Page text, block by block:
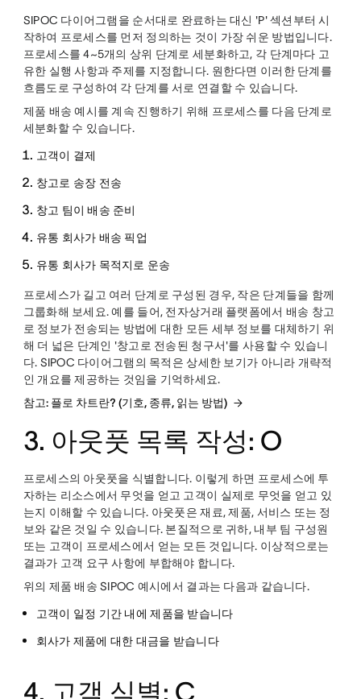
SIPOC 다이어그램을 순서대로 완료하는 대신 'P' 섹션부터 시
작하여 프로세스를 먼저 정의하는 것이 가장 쉬운 방법입니다.
프로세스를 4~5개의 상위 단계로 세분화하고, 각 단계마다 고
유한 실행 사항과 주제를 지정합니다. 원한다면 이러한 단계를
흐름도로 구성하여 각 단계를 서로 연결할 수 있습니다.
제품 배송 예시를 계속 진행하기 위해 프로세스를 다음 단계로
세분화할 수 있습니다.
고객이 결제
창고로 송장 전송
창고 팀이 배송 준비
유통 회사가 배송 픽업
유통 회사가 목적지로 운송
프로세스가 길고 여러 단계로 구성된 경우, 작은 단계들을 함께
그룹화해 보세요. 예를 들어, 전자상거래 플랫폼에서 배송 창고
로 정보가 전송되는 방법에 대한 모든 세부 정보를 대체하기 위
해 더 넓은 단계인 '창고로 전송된 청구서'를 사용할 수 있습니
다. SIPOC 다이어그램의 목적은 상세한 보기가 아니라 개략적
인 개요를 제공하는 것임을 기억하세요.
참고: 플로 차트란? (기호, 종류, 읽는 방법)
3. 아웃풋 목록 작성: O
프로세스의 아웃풋을 식별합니다. 이렇게 하면 프로세스에 투
자하는 리소스에서 무엇을 얻고 고객이 실제로 무엇을 얻고 있
는지 이해할 수 있습니다. 아웃풋은 재료, 제품, 서비스 또는 정
보와 같은 것일 수 있습니다. 본질적으로 귀하, 내부 팀 구성원
또는 고객이 프로세스에서 얻는 모든 것입니다. 이상적으로는
결과가 고객 요구 사항에 부합해야 합니다.
위의 제품 배송 SIPOC 예시에서 결과는 다음과 같습니다.
고객이 일정 기간 내에 제품을 받습니다
회사가 제품에 대한 대금을 받습니다
4. 고객 식별: C